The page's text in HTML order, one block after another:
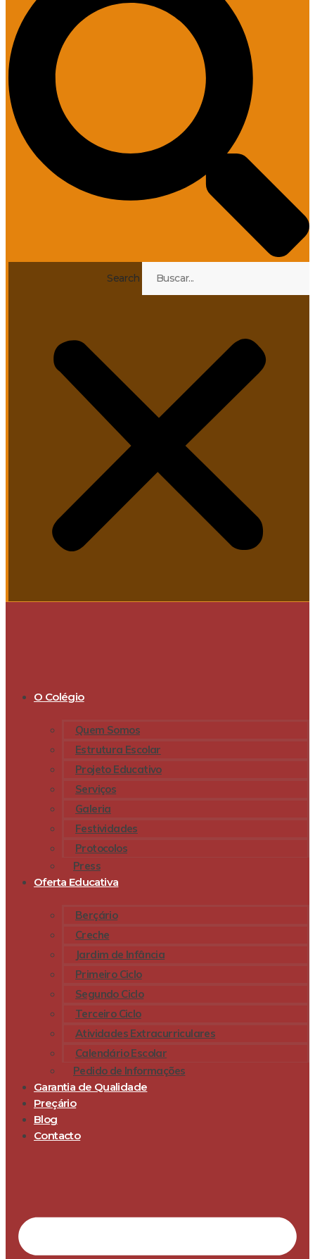
Search
O Colégio
Quem Somos
Estrutura Escolar
Projeto Educativo
Serviços
Galeria
Festividades
Protocolos
Press
Oferta Educativa
Berçário
Creche
Jardim de Infância
Primeiro Ciclo
Segundo Ciclo
Terceiro Ciclo
Atividades Extracurriculares
Calendário Escolar
Pedido de Informações
Garantia de Qualidade
Preçário
Blog
Contacto